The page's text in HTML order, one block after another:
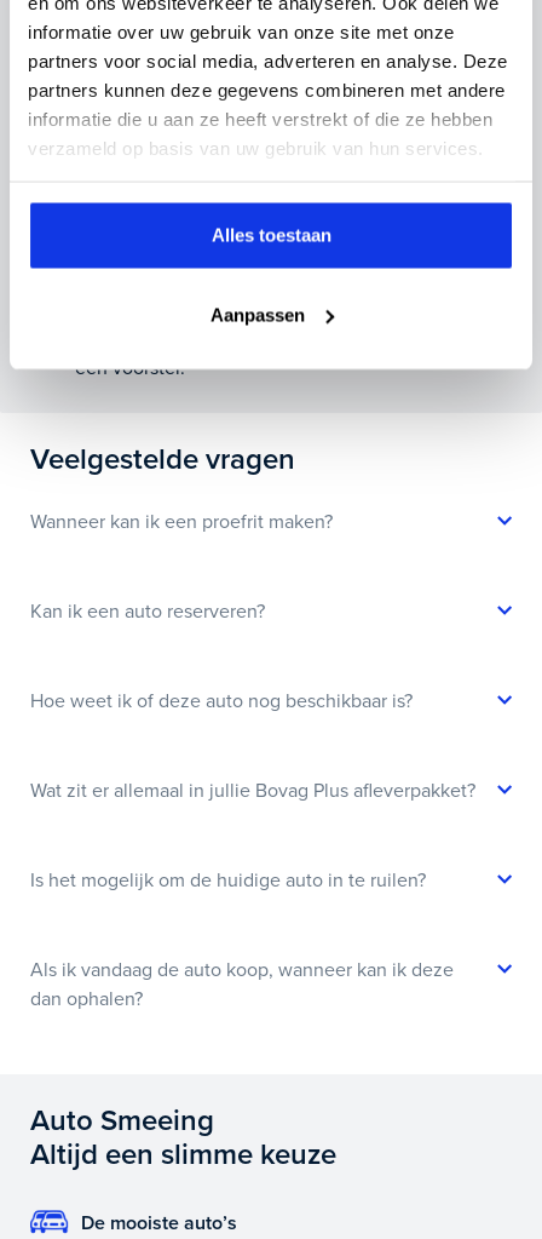
informatie over uw gebruik van onze site met onze
partners voor social media, adverteren en analyse. Deze
partners kunnen deze gegevens combineren met andere
informatie die u aan ze heeft verstrekt of die ze hebben
verzameld op basis van uw gebruik van hun services.
Alles toestaan
Aanpassen
inruilauto mee te sturen.
Kenteken huidige auto Kilometerstand (bij benadering)
Inruilvoorstel aanvragen
Wanneer je foto’s meestuurt ontvang je op
een voorstel.
Veelgestelde vragen
Wanneer kan ik een proefrit maken?
Kan ik een auto reserveren?
Hoe weet ik of deze auto nog beschikbaar is?
Wat zit er allemaal in jullie Bovag Plus afleverpakket?
Is het mogelijk om de huidige auto in te ruilen?
Als ik vandaag de auto koop, wanneer kan ik deze
dan ophalen?
Auto Smeeing
Altijd een slimme keuze
De mooiste auto’s